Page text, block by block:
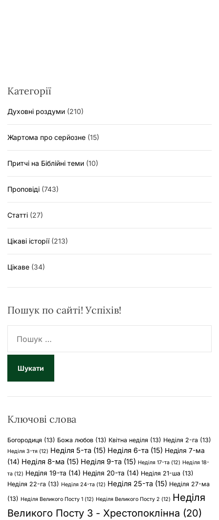
Категорії
Духовні роздуми (210)
Жартома про серйозне (15)
Притчі на Біблійні теми (10)
Проповіді (743)
Статті (27)
Цікаві історії(213)
Цікаве (34)
Пошук по сайті! Успіхів!
ш
к
Ключові слова
Богородиця (13) Божа любов (13) Квітна неділя (13) Неділя 2-га (13)
Неділя 3-тя (12) Неділя 5-та (15) Неділя 6-та (15) Неділя 7-ма
(14) Неділя 8-ма (15) Неділя 9-та (15) Неділя 17-та (12) Неділя 18-
та (12) Неділя 19-та (14) Неділя 20-та (14) Неділя 21-ша (13)
Неділя 22-га (13) Неділя 24-та (12) Неділя 25-та (15) Неділя 27-ма
(13) Неділя Великого Посту 1 (12) Неділя Великого Посту 2 (12) Неділя
Великого Посту 3 - Хрестопоклінна (20)